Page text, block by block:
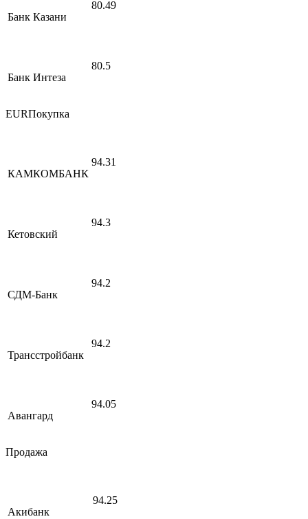
Банк Казани
80.49
Банк Интеза
80.5
EURПокупка
КАМКОМБАНК
94.31
Кетовский
94.3
СДМ-Банк
94.2
Трансстройбанк
94.2
Авангард
94.05
Продажа
Акибанк
94.25